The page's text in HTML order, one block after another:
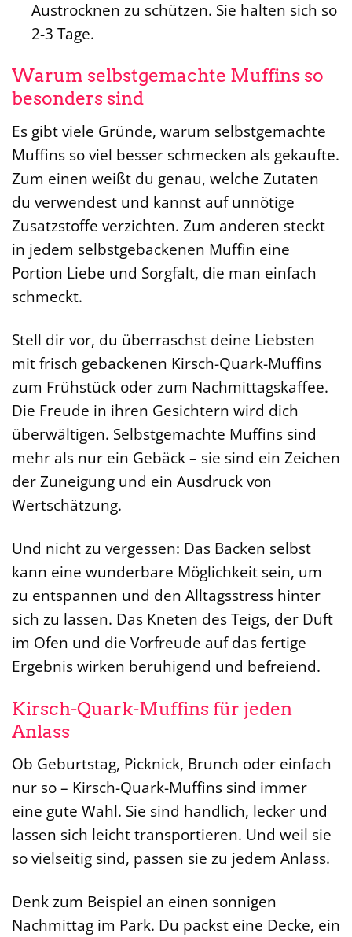
Austrocknen zu schützen. Sie halten sich so
2-3 Tage.
Warum selbstgemachte Muffins so
besonders sind
Es gibt viele Gründe, warum selbstgemachte
Muffins so viel besser schmecken als gekaufte.
Zum einen weißt du genau, welche Zutaten
du verwendest und kannst auf unnötige
Zusatzstoffe verzichten. Zum anderen steckt
in jedem selbstgebackenen Muffin eine
Portion Liebe und Sorgfalt, die man einfach
schmeckt.
Stell dir vor, du überraschst deine Liebsten
mit frisch gebackenen Kirsch-Quark-Muffins
zum Frühstück oder zum Nachmittagskaffee.
Die Freude in ihren Gesichtern wird dich
überwältigen. Selbstgemachte Muffins sind
mehr als nur ein Gebäck – sie sind ein Zeichen
der Zuneigung und ein Ausdruck von
Wertschätzung.
Und nicht zu vergessen: Das Backen selbst
kann eine wunderbare Möglichkeit sein, um
zu entspannen und den Alltagsstress hinter
sich zu lassen. Das Kneten des Teigs, der Duft
im Ofen und die Vorfreude auf das fertige
Ergebnis wirken beruhigend und befreiend.
Kirsch-Quark-Muffins für jeden
Anlass
Ob Geburtstag, Picknick, Brunch oder einfach
nur so – Kirsch-Quark-Muffins sind immer
eine gute Wahl. Sie sind handlich, lecker und
lassen sich leicht transportieren. Und weil sie
so vielseitig sind, passen sie zu jedem Anlass.
Denk zum Beispiel an einen sonnigen
Nachmittag im Park. Du packst eine Decke, ein